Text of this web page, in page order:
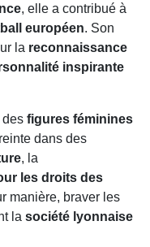
, elle a contribué à
européen. Son
la reconnaissance
inspirante
des figures féminines
dans des
, la
les droits des
manière, braver les
la société lyonnaise